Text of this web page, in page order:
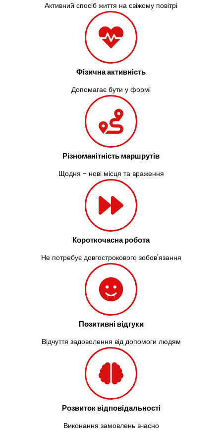
Активний спосіб життя на свіжому повітрі
Фізична активність
Допомагає бути у формі
Різноманітність маршрутів
Щодня - нові місця та враження
Короткочасна робота
Не потребує довгострокового зобов'язання
Позитивні відгуки
Відчуття задоволення від допомоги людям
Розвиток відповідальності
Виконання замовлень вчасно